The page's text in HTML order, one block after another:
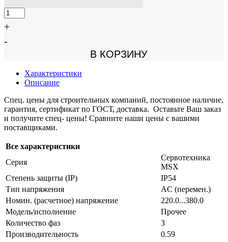
+
-
В КОРЗИНУ
Характеристики
Описание
Спец. цены для строительных компаний, постоянное наличие,
гарантия, сертификат по ГОСТ, доставка. Оставьте Ваш заказ
и получите спец- цены! Сравните наши цены с вашими
поставщиками.
Все характеристики
Серия
Сервотехника
MSX
Степень защиты (IP)
IP54
Тип напряжения
AC (перемен.)
Номин. (расчетное) напряжение
220.0...380.0
Модель/исполнение
Прочее
Количество фаз
3
Производительность
0.59